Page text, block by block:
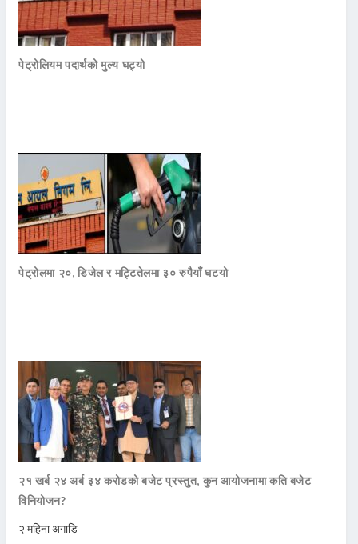
पेट्रोलियम पदार्थको मुल्य घट्यो
पेट्रोलमा २०, डिजेल र मट्टितेलमा ३० रुपैयाँ घटयो
२१ खर्ब २४ अर्ब ३४ करोडको बजेट प्रस्तुत, कुन आयोजनामा कति बजेट
विनियोजन?
२ महिना अगाडि